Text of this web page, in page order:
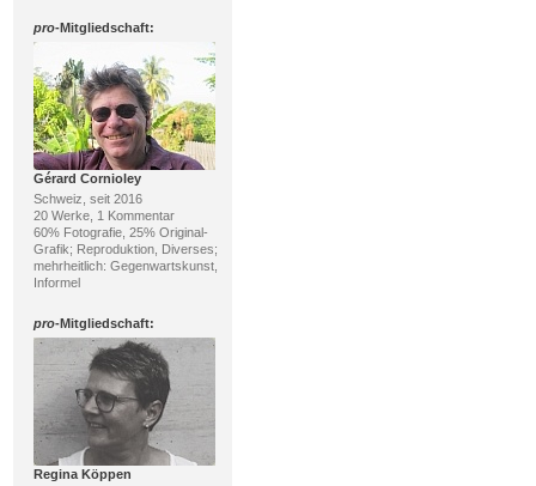
pro-Mitgliedschaft:
Gérard Cornioley
Schweiz, seit 2016
20 Werke, 1 Kommentar
60% Fotografie, 25% Original-
Grafik; Reproduktion, Diverses;
mehrheitlich: Gegenwartskunst,
Informel
pro-Mitgliedschaft:
Regina Köppen